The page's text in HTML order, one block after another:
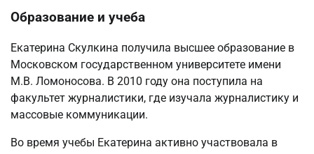
Образование и учеба
Екатерина Скулкина получила высшее образование в
Московском государственном университете имени
М.В. Ломоносова. В 2010 году она поступила на
факультет журналистики, где изучала журналистику и
массовые коммуникации.
Во время учебы Екатерина активно участвовала в